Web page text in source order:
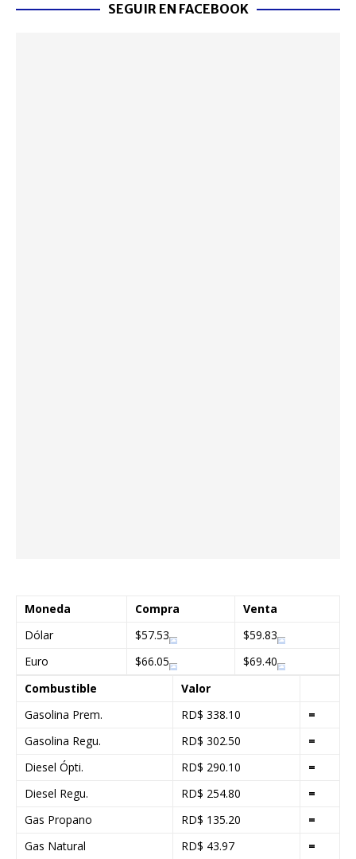
SEGUIR EN FACEBOOK
Moneda Compra
Venta
Dólar
$57.53
$59.83
Euro
$66.05
$69.40
Combustible
Valor
Gasolina Prem.
RD$ 338.10
=
Gasolina Regu.
RD$ 302.50
=
Diesel Ópti.
RD$ 290.10
=
Diesel Regu.
RD$ 254.80
=
Gas Propano
RD$ 135.20
=
Gas Natural
RD$ 43.97 =